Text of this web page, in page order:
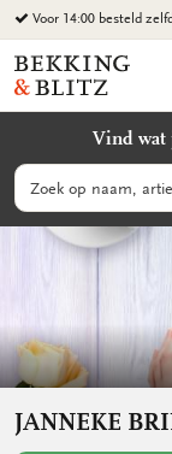
Ga
naar
content
Bekking
&
B.V.
Vind wat
Zoeken
JANNEKE